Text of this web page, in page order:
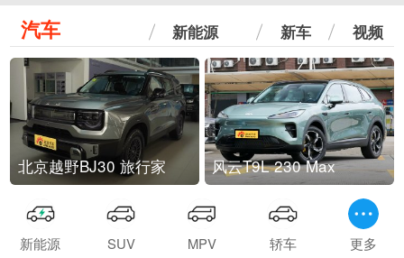
汽车 新能源 新车 视频
北京越野BJ30 旅行家 风云T9L 230 Max
新能源 SUV MPV 轿车 更多